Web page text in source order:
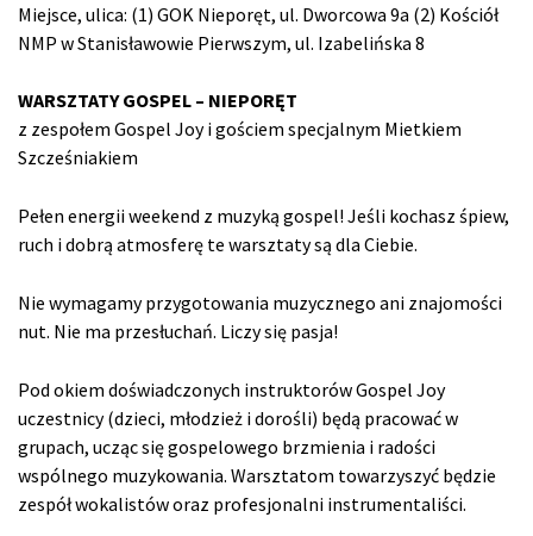
Miejsce, ulica: (1) GOK Nieporęt, ul. Dworcowa 9a (2) Kościół
NMP w Stanisławowie Pierwszym, ul. Izabelińska 8
WARSZTATY GOSPEL – NIEPORĘT
z zespołem Gospel Joy i gościem specjalnym Mietkiem
Szcześniakiem
Pełen energii weekend z muzyką gospel! Jeśli kochasz śpiew,
ruch i dobrą atmosferę te warsztaty są dla Ciebie.
Nie wymagamy przygotowania muzycznego ani znajomości
nut. Nie ma przesłuchań. Liczy się pasja!
Pod okiem doświadczonych instruktorów Gospel Joy
uczestnicy (dzieci, młodzież i dorośli) będą pracować w
grupach, ucząc się gospelowego brzmienia i radości
wspólnego muzykowania. Warsztatom towarzyszyć będzie
zespół wokalistów oraz profesjonalni instrumentaliści.